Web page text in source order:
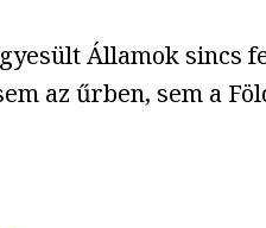
Államok sincs
az űrben, sem a